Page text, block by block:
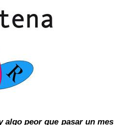
algo peor que pasar un mes